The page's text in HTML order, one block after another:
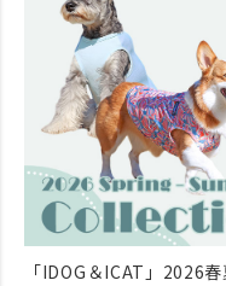
「IDOG＆ICAT」2026